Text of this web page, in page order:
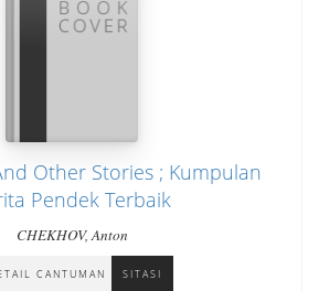
Other Stories ; Kumpulan
Pendek Terbaik
CHEKHOV, Anton
CANTUMAN SITASI